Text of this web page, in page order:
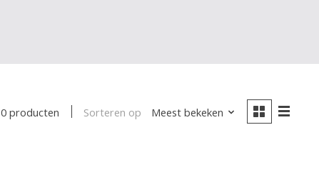
0 producten Sorteren op Meest bekeken